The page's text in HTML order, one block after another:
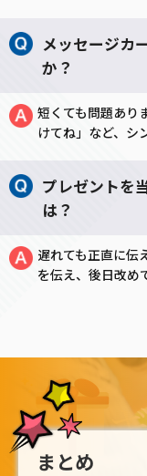
メッセージカ
か？
短くても問題あり
けてね」など、シ
プレゼントを
は？
遅れても正直に伝
を伝え、後日改め
まとめ